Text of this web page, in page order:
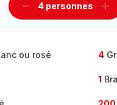
Supprimer
4 personnes
ou rosé 4
1